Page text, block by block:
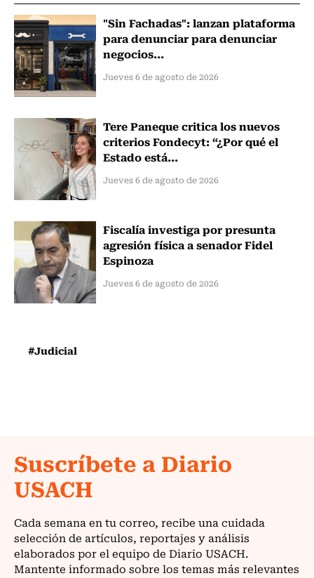
"Sin Fachadas": lanzan plataforma
para denunciar para denunciar
negocios...
Jueves 6 de agosto de 2026
Tere Paneque critica los nuevos
criterios Fondecyt: “¿Por qué el
Estado está...
Jueves 6 de agosto de 2026
Fiscalía investiga por presunta
agresión física a senador Fidel
Espinoza
Jueves 6 de agosto de 2026
#Judicial